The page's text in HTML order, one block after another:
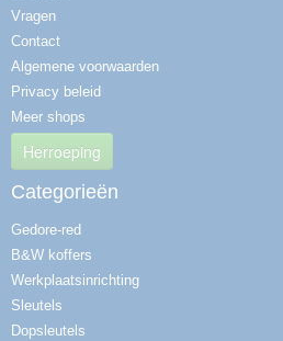
Vragen
Contact
Algemene voorwaarden
Privacy beleid
Meer shops
Herroeping
Categorieën
Gedore-red
B&W koffers
Werkplaatsinrichting
Sleutels
Dopsleutels